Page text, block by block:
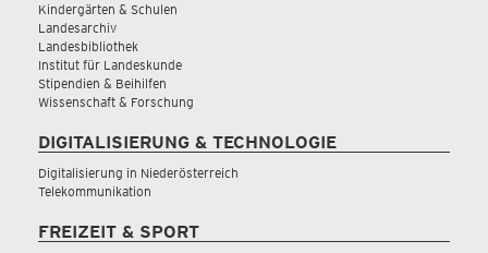
Kindergärten & Schulen
Landesarchiv
Landesbibliothek
Institut für Landeskunde
Stipendien & Beihilfen
Wissenschaft & Forschung
DIGITALISIERUNG & TECHNOLOGIE
Digitalisierung in Niederösterreich
Telekommunikation
FREIZEIT & SPORT